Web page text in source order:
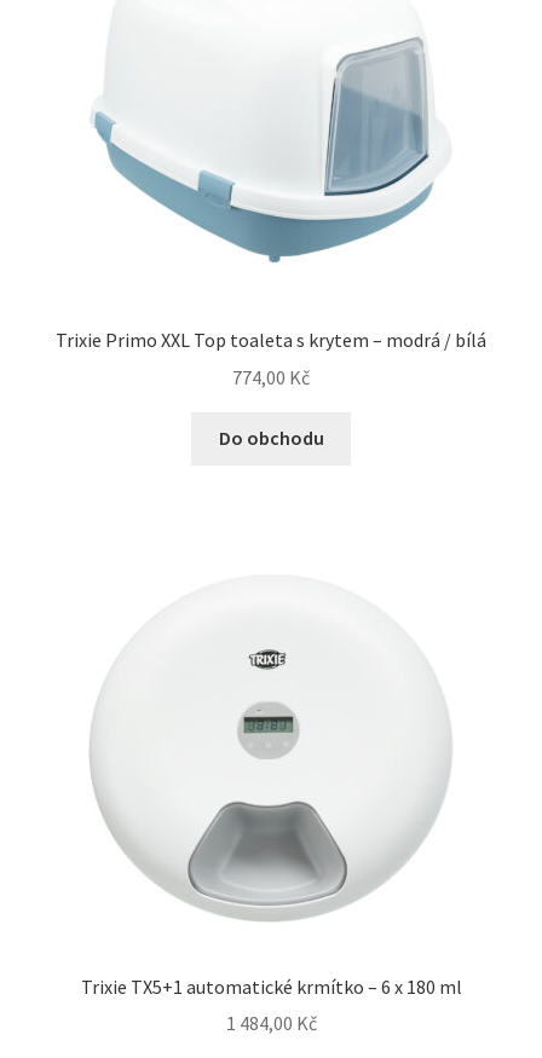
Trixie Primo XXL Top toaleta s krytem – modrá / bílá
774,00 Kč
Do obchodu
Trixie TX5+1 automatické krmítko – 6 x 180 ml
1 484,00 Kč